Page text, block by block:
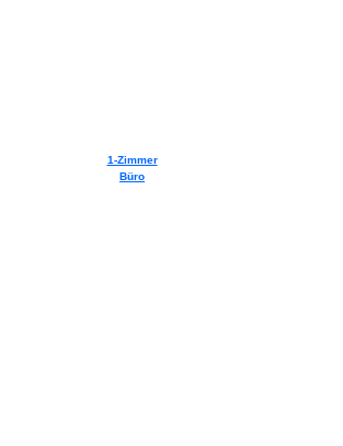
1-Zimmer
Büro